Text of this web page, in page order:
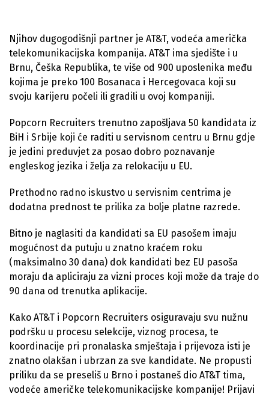
Njihov dugogodišnji partner je AT&T, vodeća američka
telekomunikacijska kompanija. AT&T ima sjedište i u
Brnu, Češka Republika, te više od 900 uposlenika među
kojima je preko 100 Bosanaca i Hercegovaca koji su
svoju karijeru počeli ili gradili u ovoj kompaniji.
Popcorn Recruiters trenutno zapošljava 50 kandidata iz
BiH i Srbije koji će raditi u servisnom centru u Brnu gdje
je jedini preduvjet za posao dobro poznavanje
engleskog jezika i želja za relokaciju u EU.
Prethodno radno iskustvo u servisnim centrima je
dodatna prednost te prilika za bolje platne razrede.
Bitno je naglasiti da kandidati sa EU pasošem imaju
mogućnost da putuju u znatno kraćem roku
(maksimalno 30 dana) dok kandidati bez EU pasoša
moraju da apliciraju za vizni proces koji može da traje do
90 dana od trenutka aplikacije.
Kako AT&T i Popcorn Recruiters osiguravaju svu nužnu
podršku u procesu selekcije, viznog procesa, te
koordinacije pri pronalaska smještaja i prijevoza isti je
znatno olakšan i ubrzan za sve kandidate. Ne propusti
priliku da se preseliš u Brno i postaneš dio AT&T tima,
vodeće američke telekomunikacijske kompanije! Prijavi